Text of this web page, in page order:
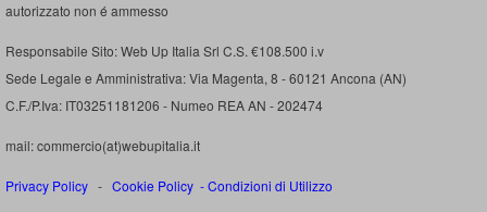
autorizzato non é ammesso
Responsabile Sito: Web Up Italia Srl C.S. €108.500 i.v
Sede Legale e Amministrativa: Via Magenta, 8 - 60121 Ancona (AN)
C.F./P.Iva: IT03251181206 - Numeo REA AN - 202474
mail: commercio(at)webupitalia.it
Privacy Policy - Cookie Policy -Condizioni di Utilizzo